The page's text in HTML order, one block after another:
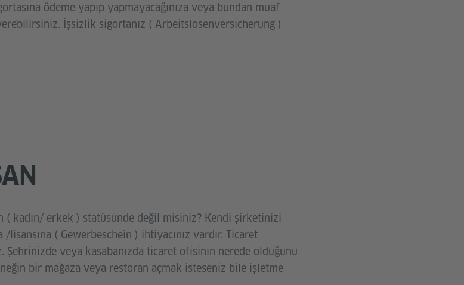
ödeme yapıp yapmayacağınıza veya bundan muaf
İşsizlik sigortanız ( Arbeitslosenversicherung )
( kadın/ erkek ) statüsünde değil misiniz? Kendi şirketinizi
( Gewerbeschein ) ihtiyacınız vardır. Ticaret
veya kasabanızda ticaret ofisinin nerede olduğunu
bir mağaza veya restoran açmak isteseniz bile işletme